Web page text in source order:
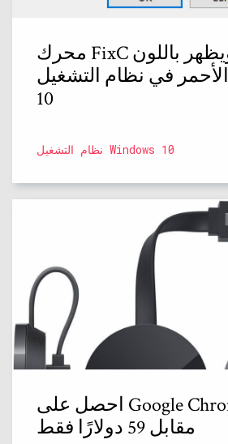
محرك FixC ممتلئ ويظهر باللون
الأحمر في نظام التشغيل Windows
10
نظام التشغيل Windows 10
احصل على Google Chromecast Ultra
مقابل 59 دولارًا فقط